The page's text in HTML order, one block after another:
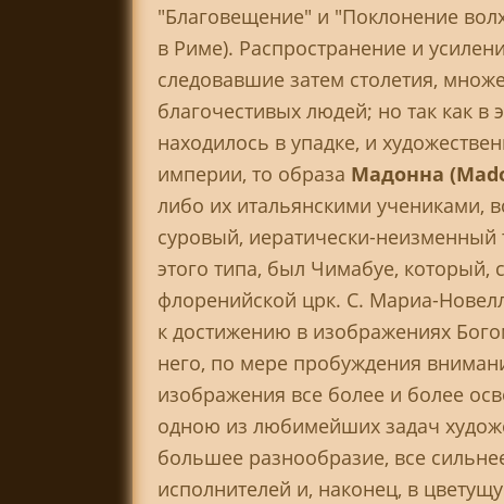
"Благовещение" и "Поклонение
в Риме). Распространение и
следовавшие затем столетия,
благочестивых людей; но так как в
находилось в упадке, и
империи, то образа Мадонна
либо их итальянскими учениками,
суровый, иератически-
этого типа, был Чимабуе,
флоренийской црк. С. Mapиa-
к достижению в изображениях
него, по мере пробуждения
изображения все более и более
одною из любимейших задач
большее разнообразие, все
исполнителей и, наконец, в